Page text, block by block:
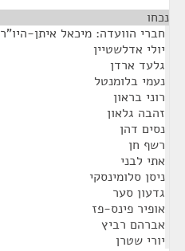
נכחו
חברי הוועדה: מיכאל איתן-היו"ר
יולי אדלשטיין
גלעד ארדן
נעמי בלומנטל
רוני בראון
זהבה גלאון
נסים דהן
רשף חן
אתי לבני
ניסן סלומינסקי
גדעון סער
אופיר פינס-פז
אברהם רביץ
יורי שטרן